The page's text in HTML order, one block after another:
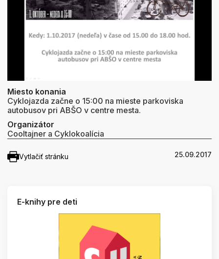
Miesto konania
Cyklojazda začne o 15:00 na mieste parkoviska
autobusov pri ABŠO v centre mesta.
Organizátor
Cooltajner a Cyklokoalícia
Vytlačiť stránku 25.09.2017
E-knihy pre deti